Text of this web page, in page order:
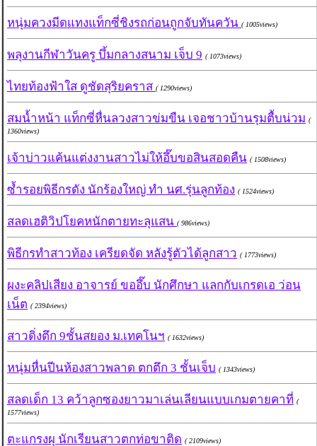
หนุ่มควงมีดแทงแท็กซี่ชิงรถก่อนถูกจับทันควัน ( 1005views)
พลุงานกีฬาวันครู บึ้มกลางสนาม เจ็บ 9 ( 1073views)
ไทยท้องฟ้าใส ดูชัดสุริยคราส ( 1290views)
สมน้ำหน้า แท็กซี่หื่นลวงสาวข่มขืน เจอชาวบ้านรุมตื้บน่วม (
1360views)
เจ้าบ่าวแค้นแต่งงานสาวไม่ให้อึ๊บขอสินสอดคืน ( 1508views)
ซ้ำรอยพิธีกรดัง นักร้องใหญ่ ทำ นศ.รุ่นลูกท้อง ( 1524views)
สลดเฮติวิปโยคหนักตายทะลุแสน ( 986views)
พิธีกรทำสาวท้อง เครียดจัด หลังรู้ตัวได้ลูกสาว ( 1773views)
ผงะคลิปเสียง อาจารย์ ขออึ๊บ นักศึกษา แลกกับเกรดเอ ว่อน
เน็ต ( 2394views)
สาวดิ่งตึก 9ชั้นสยอง ม.เทคโนฯ ( 1632views)
หนุ่มหื่นปีนห้องสาวพลาด ตกตึก 3 ชั้นเจ็บ ( 1343views)
สลดเด็ก 13 คว้าลูกซองยาวมาเล่นเลียนแบบเกมตายคาที่ (
1577views)
ตะแกรงผุ นักเรียนสาวตกท่อขาติด ( 2109views)